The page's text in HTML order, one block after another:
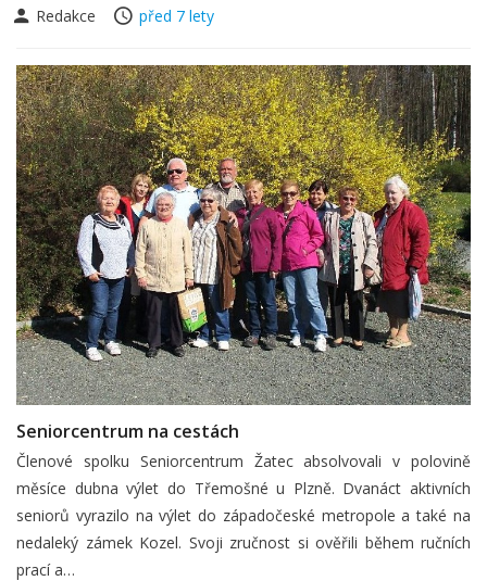
Redakce
před 7 lety
Seniorcentrum na cestách
Členové spolku Seniorcentrum Žatec absolvovali v polovině
měsíce dubna výlet do Třemošné u Plzně. Dvanáct aktivních
seniorů vyrazilo na výlet do západočeské metropole a také na
nedaleký zámek Kozel. Svoji zručnost si ověřili během ručních
prací a…